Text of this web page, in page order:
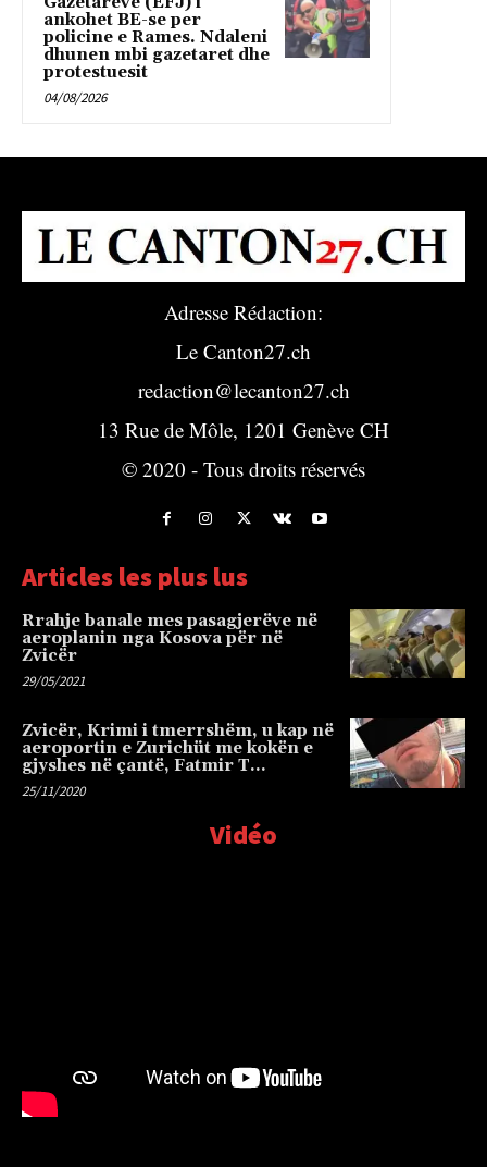
ankohet BE-se per
policine e Rames. Ndaleni
dhunen mbi gazetaret dhe
protestuesit
04/08/2026
Adresse Rédaction:
Le Canton27.ch
redaction@lecanton27.ch
13 Rue de Môle, 1201 Genève CH
© 2020 - Tous droits réservés
Articles les plus lus
Rrahje banale mes pasagjerëve në
aeroplanin nga Kosova për në
Zvicër
29/05/2021
Zvicër, Krimi i tmerrshëm, u kap në
aeroportin e Zurichüt me kokën e
gjyshes në çantë, Fatmir T…
25/11/2020
Vidéo